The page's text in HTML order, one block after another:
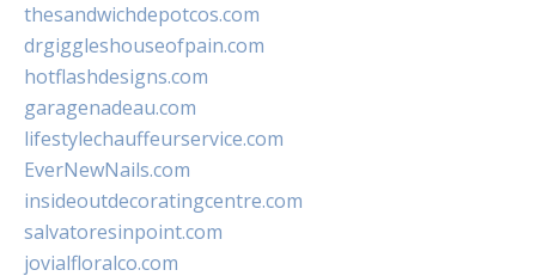
thesandwichdepotcos.com
drgiggleshouseofpain.com
hotflashdesigns.com
garagenadeau.com
lifestylechauffeurservice.com
EverNewNails.com
insideoutdecoratingcentre.com
salvatoresinpoint.com
jovialfloralco.com